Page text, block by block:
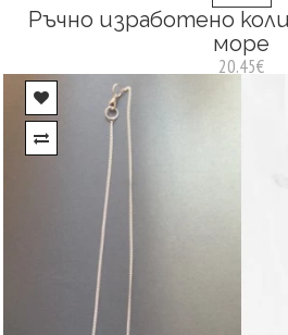
Ръчно изработено
море
20.45€